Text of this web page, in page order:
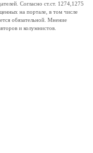
Согласно ст.ст. 1274,1275
на портале, в том числе
обязательной. Мнение
и колумнистов.